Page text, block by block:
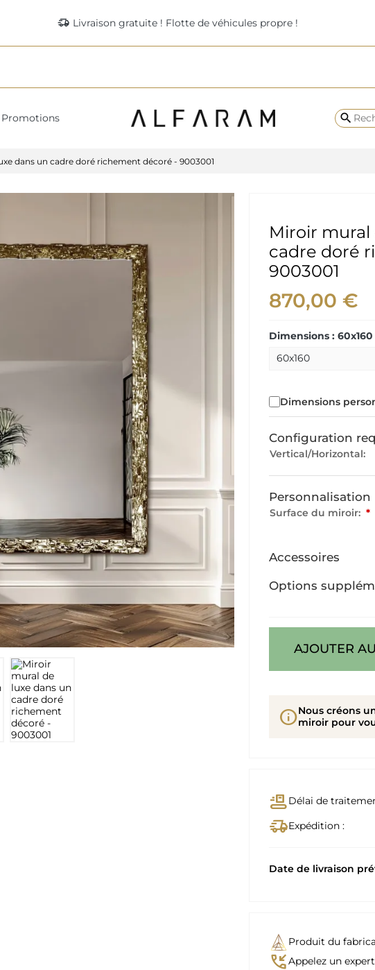
delivery_truck_speed Livraison gratuite ! Flotte de véhicules propre !
Promotions search
dans un cadre doré richement décoré - 9003001
Miroir mural
cadre doré
9003001
870,00 €
Dimensions : 60x160
Dimensions
Configuration
Vertical/Horizontal:
Personnalisation
Surface du miroir: *
Accessoires
Options
AJOUTER
infoNous créons
miroir pour
conveyor_beltDélai de
delivery_truck_speedExpédition :
Date de livraison
Produit du
phone_callbackAppelez un